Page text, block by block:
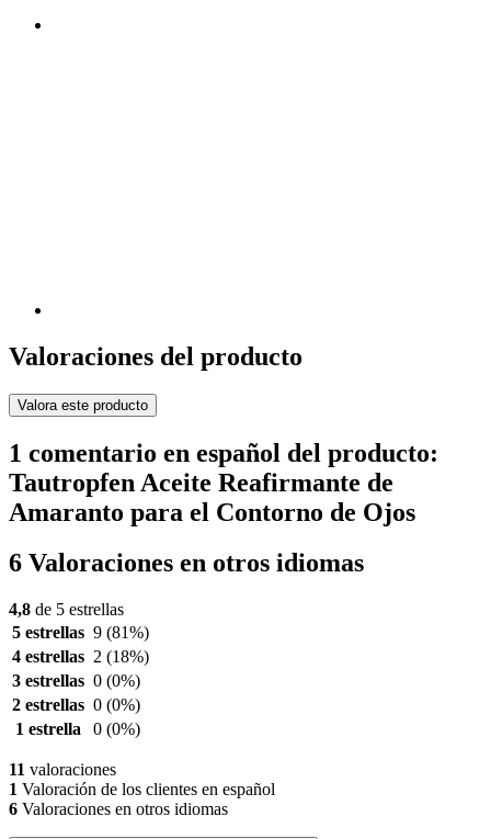
Valoraciones del producto
Valora este producto
1 comentario en español del producto:
Tautropfen Aceite Reafirmante de
Amaranto para el Contorno de Ojos
6 Valoraciones en otros idiomas
4,8 de 5 estrellas
5 estrellas 9 (81%)
4 estrellas 2 (18%)
3 estrellas 0 (0%)
2 estrellas 0 (0%)
1 estrella
0 (0%)
11 valoraciones
1 Valoración de los clientes en español
6 Valoraciones en otros idiomas